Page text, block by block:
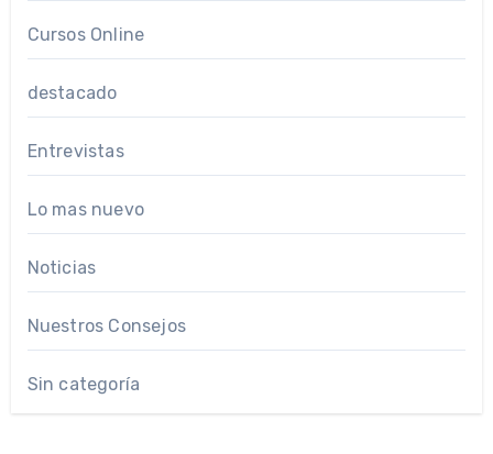
Cursos Online
destacado
Entrevistas
Lo mas nuevo
Noticias
Nuestros Consejos
Sin categoría